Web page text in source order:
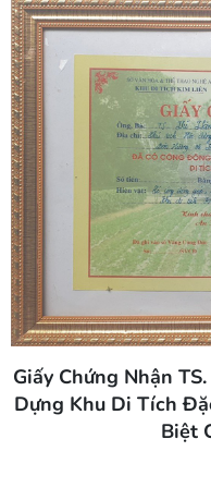
Giấy Chứng Nhận
Dựng Khu Di Tích
Biệt